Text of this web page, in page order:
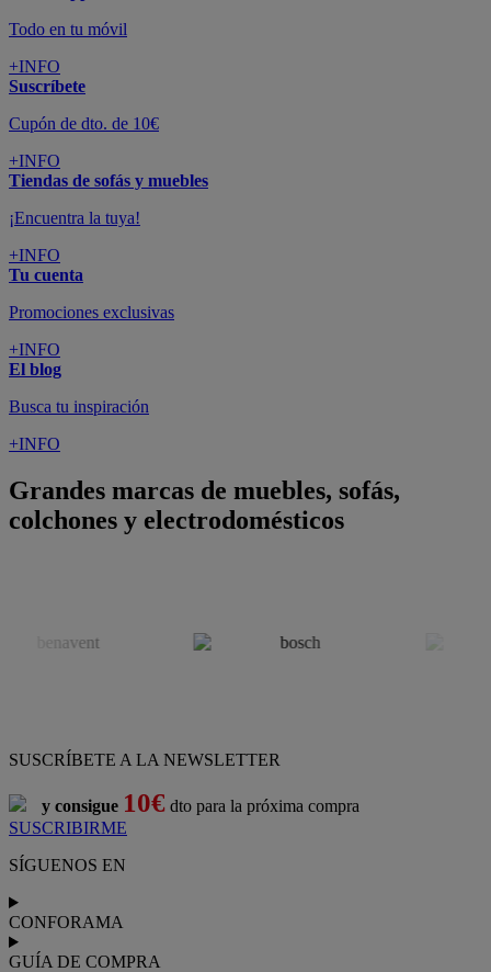
Todo en tu móvil
+INFO
Suscríbete
Cupón de dto. de 10€
+INFO
Tiendas de sofás y muebles
¡Encuentra la tuya!
+INFO
Tu cuenta
Promociones exclusivas
+INFO
El blog
Busca tu inspiración
+INFO
Grandes marcas de muebles, sofás,
colchones y electrodomésticos
SUSCRÍBETE A LA NEWSLETTER
y consigue 10€ dto para la próxima compra
SUSCRIBIRME
SÍGUENOS EN
CONFORAMA
GUÍA DE COMPRA